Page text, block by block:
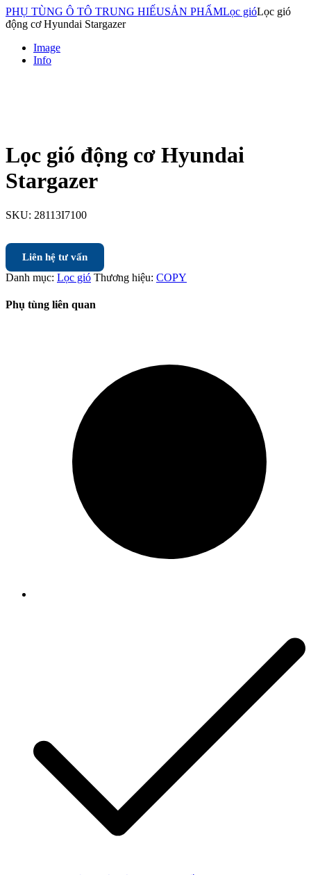
PHỤ TÙNG Ô TÔ TRUNG HIẾUSẢN PHẨMLọc gióLọc gió
động cơ Hyundai Stargazer
Image
Info
Lọc gió động cơ Hyundai
Stargazer
SKU: 28113I7100
Liên hệ tư vấn
Danh mục: Lọc gió Thương hiệu: COPY
Phụ tùng liên quan